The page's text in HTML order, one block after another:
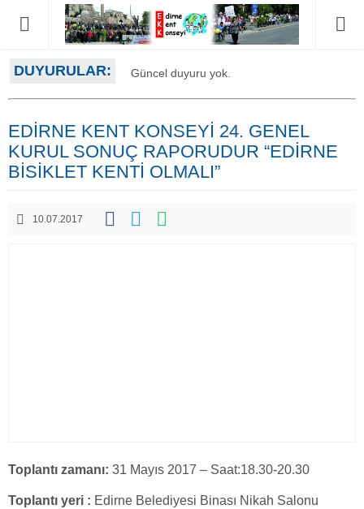
DUYURULAR: Güncel duyuru yok.
EDİRNE KENT KONSEYİ 24. GENEL
KURUL SONUÇ RAPORUDUR “EDİRNE
BİSİKLET KENTİ OLMALI”
10.07.2017
Toplantı zamanı: 31 Mayıs 2017 – Saat:18.30-20.30
Toplantı yeri : Edirne Belediyesi Binası Nikah Salonu